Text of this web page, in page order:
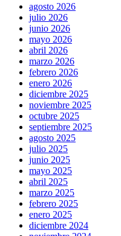
agosto 2026
julio 2026
junio 2026
mayo 2026
abril 2026
marzo 2026
febrero 2026
enero 2026
diciembre 2025
noviembre 2025
octubre 2025
septiembre 2025
agosto 2025
julio 2025
junio 2025
mayo 2025
abril 2025
marzo 2025
febrero 2025
enero 2025
diciembre 2024